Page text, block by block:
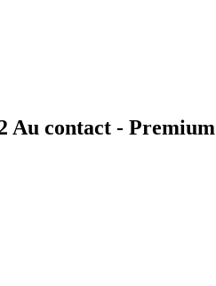
Au contact - Premium